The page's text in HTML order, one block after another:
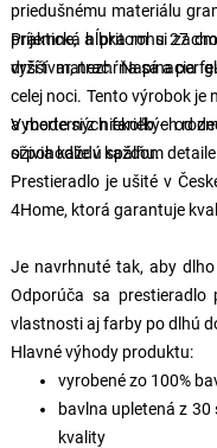
priedušnému materiálu
príjemne, a pritom si
drží tvar, nezhŕňa sa a
Praktická hĺbka rohu 27
vyšší matrac. Napínacia
celej noci. Tento výrobok je
a moderných farieb – od
oživia každú spálňu.
Vyberte si z niekoľkých
si pohodlie v každom
Prestieradlo je ušité v
4Home, ktorá garantuje
Je navrhnuté tak, aby
Odporúča sa
vlastnosti aj farby po dlhú
Hlavné výhody produktu:
vyrobené zo 100%
bavlna upletená z 30
kvality